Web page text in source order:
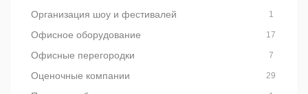
Организация шоу и фестивалей 1
Офисное оборудование 17
Офисные перегородки 7
Оценочные компании 29